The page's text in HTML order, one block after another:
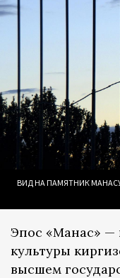
ВИД НА ПАМЯТНИК
Эпос «Манас» —
культуры
высшем